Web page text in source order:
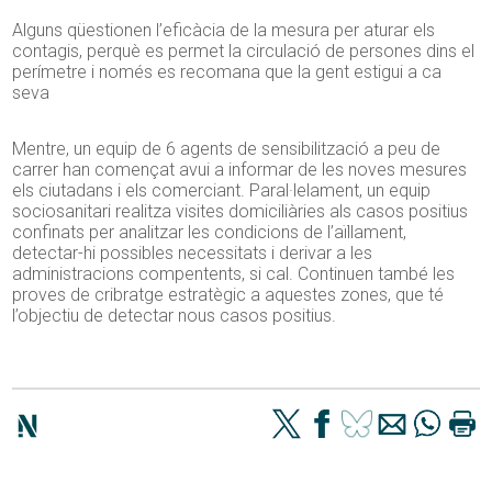
Alguns qüestionen l’eficàcia de la mesura per aturar els
contagis, perquè es permet la circulació de persones dins el
perímetre i només es recomana que la gent estigui a ca
seva
Mentre, un equip de 6 agents de sensibilització a peu de
carrer han començat avui a informar de les noves mesures
els ciutadans i els comerciant. Paral·lelament, un equip
sociosanitari realitza visites domiciliàries als casos positius
confinats per analitzar les condicions de l’aïllament,
detectar-hi possibles necessitats i derivar a les
administracions compentents, si cal. Continuen també les
proves de cribratge estratègic a aquestes zones, que té
l’objectiu de detectar nous casos positius.